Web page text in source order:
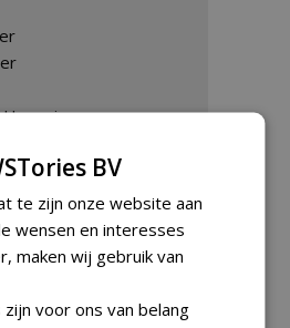
pagina advertentie in
BV
te zijn onze website aan
wensen en interesses
maken wij gebruik van
voor ons van belang